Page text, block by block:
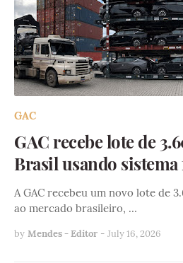
GAC
GAC recebe lote de
Brasil usando
A GAC recebeu um novo lote de
ao mercado brasileiro, …
by Mendes - Editor - July 16, 2026